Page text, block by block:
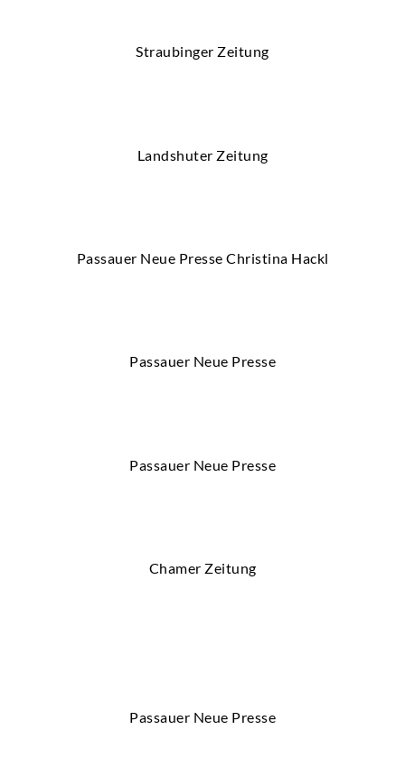
Straubinger Zeitung
Landshuter Zeitung
Passauer Neue Presse Christina Hackl
Passauer Neue Presse
Passauer Neue Presse
Chamer Zeitung
Passauer Neue Presse